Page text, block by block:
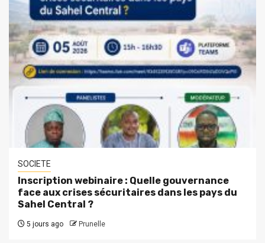
SOCIETE
Inscription webinaire : Quelle gouvernance
face aux crises sécuritaires dans les pays du
Sahel Central ?
5 jours ago Prunelle